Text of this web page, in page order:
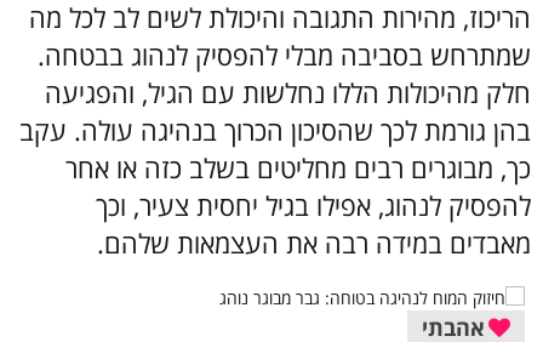
הריכוז, מהירות התגובה והיכולת לשים לב לכל מה
שמתרחש בסביבה מבלי להפסיק לנהוג בבטחה.
חלק מהיכולות הללו נחלשות עם הגיל, והפגיעה
בהן גורמת לכך שהסיכון הכרוך בנהיגה עולה. עקב
כך, מבוגרים רבים מחליטים בשלב כזה או אחר
להפסיק לנהוג, אפילו בגיל יחסית צעיר, וכך
מאבדים במידה רבה את העצמאות שלהם.
אהבתי